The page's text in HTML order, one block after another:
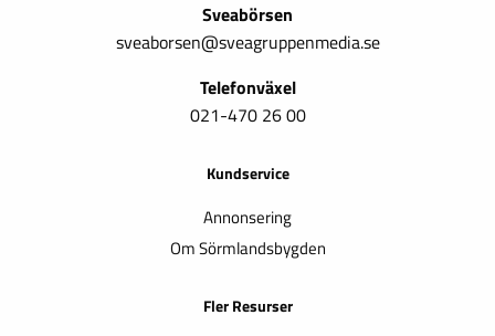
Sveabörsen
sveaborsen@sveagruppenmedia.se
Telefonväxel
021-470 26 00
Kundservice
Annonsering
Om Sörmlandsbygden
Fler Resurser